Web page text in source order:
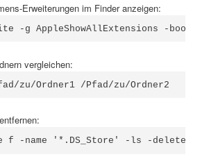
Erweiterungen im Finder anzeigen:
-g AppleShowAllExtensions -bool
vergleichen:
zu/Ordner1 /Pfad/zu/Ordner2
-name '*.DS_Store' -ls -delete